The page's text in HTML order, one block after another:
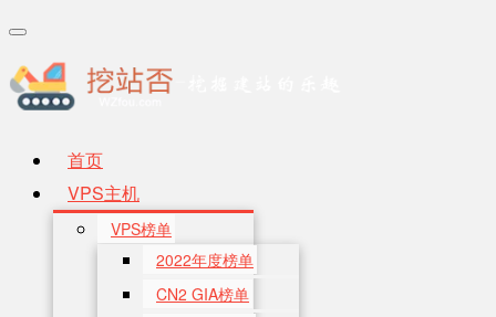
Toggle
首页
VPS主机
VPS榜单
2022年度榜单
CN2 GIA榜单